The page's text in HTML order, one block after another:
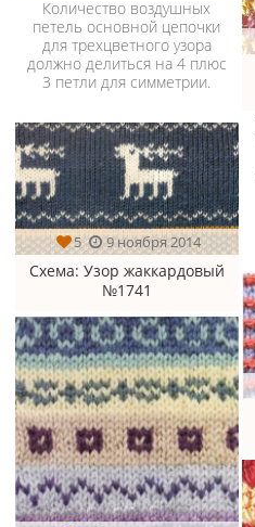
Количество воздушных
петель основной цепочки
для трехцветного узора
должно делиться на 4 плюс
3 петли для симметрии.
5 9 ноября 2014
Схема: Узор жаккардовый
№1741